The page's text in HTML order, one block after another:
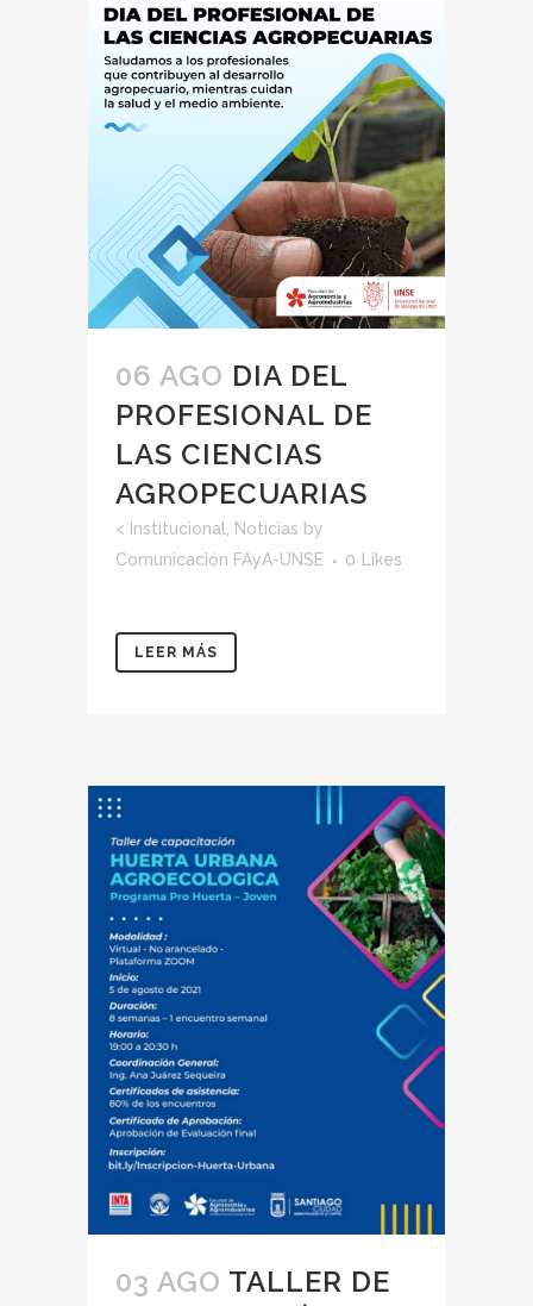
06 AGO DIA DEL
PROFESIONAL DE
LAS CIENCIAS
AGROPECUARIAS
< Institucional, Noticias by
Comunicación FAyA-UNSE
0 Likes
LEER MÁS
03 AGO TALLER DE